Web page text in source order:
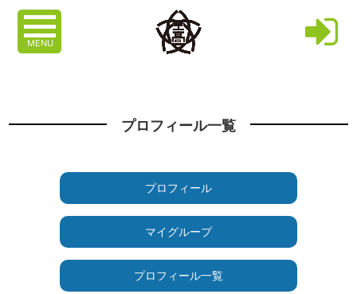
MENU
プロフィール一覧
プロフィール
マイグループ
プロフィール一覧